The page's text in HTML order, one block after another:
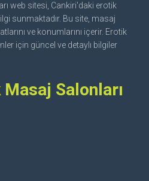
web sitesi, Cankiri'daki erotik
sunmaktadır. Bu site, masaj
ve konumlarını içerir. Erotik
için güncel ve detaylı bilgiler
Salonları